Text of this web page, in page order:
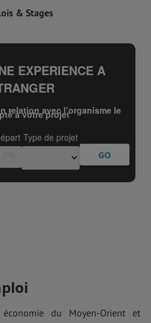
& Stages
du Moyen-Orient et